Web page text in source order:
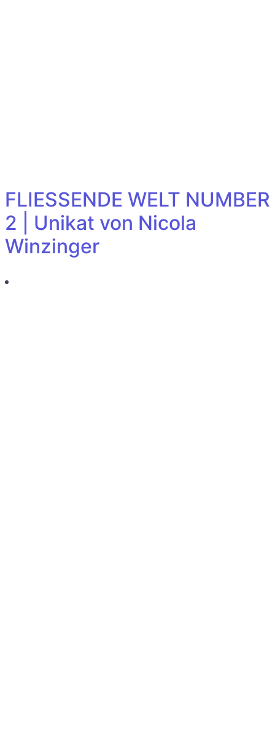
FLIESSENDE WELT NUMBER
2 | Unikat von Nicola
Winzinger